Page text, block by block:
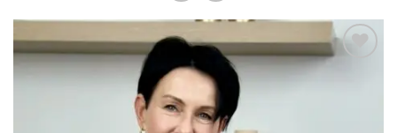
Mėgstamiausias